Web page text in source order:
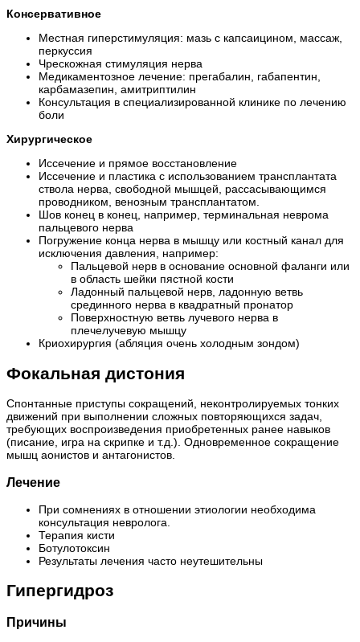
Консервативное
Местная гиперстимуляция: мазь с капсаицином, массаж,
перкуссия
Чрескожная стимуляция нерва
Медикаментозное лечение: прегабалин, габапентин,
карбамазепин, амитриптилин
Консультация в специализированной клинике по лечению
боли
Хирургическое
Иссечение и прямое восстановление
Иссечение и пластика с использованием трансплантата
ствола нерва, свободной мышцей, рассасывающимся
проводником, венозным трансплантатом.
Шов конец в конец, например, терминальная неврома
пальцевого нерва
Погружение конца нерва в мышцу или костный канал для
исключения давления, например:
Пальцевой нерв в основание основной фаланги или
в область шейки пястной кости
Ладонный пальцевой нерв, ладонную ветвь
срединного нерва в квадратный пронатор
Поверхностную ветвь лучевого нерва в
плечелучевую мышцу
Криохирургия (абляция очень холодным зондом)
Фокальная дистония
Спонтанные приступы сокращений, неконтролируемых тонких
движений при выполнении сложных повторяющихся задач,
требующих воспроизведения приобретенных ранее навыков
(писание, игра на скрипке и т.д.). Одновременное сокращение
мышц аонистов и антагонистов.
Лечение
При сомнениях в отношении этиологии необходима
консультация невролога.
Терапия кисти
Ботулотоксин
Результаты лечения часто неутешительны
Гипергидроз
Причины